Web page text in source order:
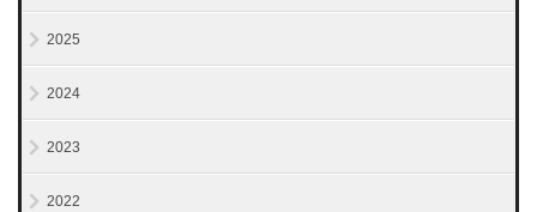
2025
2024
2023
2022